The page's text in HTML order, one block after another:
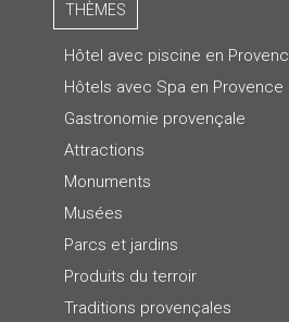
THÈMES
Hôtel avec piscine en
Hôtels avec Spa en Provence
Gastronomie provençale
Attractions
Monuments
Musées
Parcs et jardins
Produits du terroir
Traditions provençales